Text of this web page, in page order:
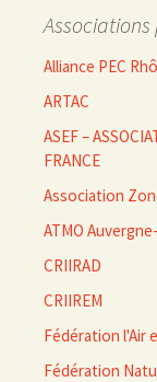
Alliance PEC
ARTAC
ASEF –
FRANCE
Association
ATMO
CRIIRAD
CRIIREM
Fédération l'Air
Fédération